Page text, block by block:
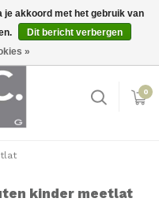
Inloggen
0
kinder meetlat
je akkoord met het gebruik van
Dit bericht verbergen
»